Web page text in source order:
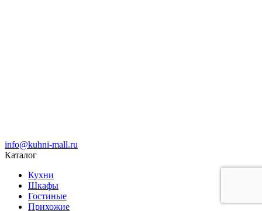
info@kuhni-mall.ru
Каталог
Кухни
Шкафы
Гостиные
Прихожие